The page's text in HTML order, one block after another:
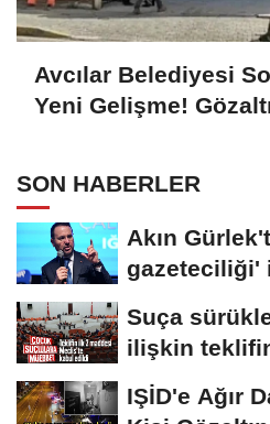
Avcılar Belediyesi
Yeni Gelişme!
SON HABERLER
Akın
gazeteciliği'
Suça
ilişkin
kabul edildi
IŞİD'e Ağır